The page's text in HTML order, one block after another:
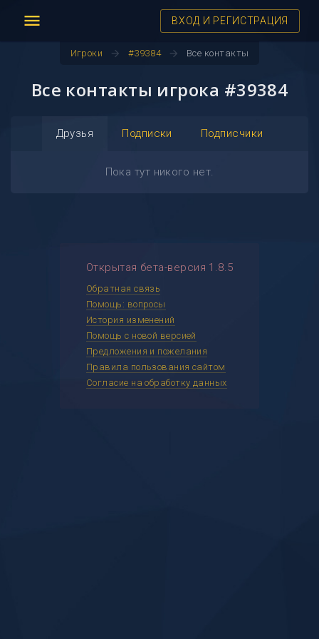
menu ВХОД И РЕГИСТРАЦИЯ
Игроки arrow_forward #39384 arrow_forward Все контакты
Все контакты игрока #39384
Друзья Подписки Подписчики
Пока тут никого нет.
Открытая бета-версия 1.8.5
Обратная связь
Помощь: вопросы
История изменений
Помощь с новой версией
Предложения и пожелания
Правила пользования сайтом
Согласие на обработку данных